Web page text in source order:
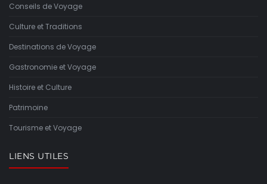
Conseils de Voyage
Culture et Traditions
Destinations de Voyage
Gastronomie et Voyage
Histoire et Culture
Patrimoine
Tourisme et Voyage
LIENS UTILES